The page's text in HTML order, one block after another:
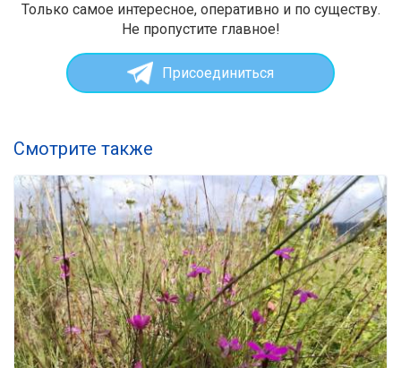
Только самое интересное, оперативно и по существу.
Не пропустите главное!
Присоединиться
Смотрите также